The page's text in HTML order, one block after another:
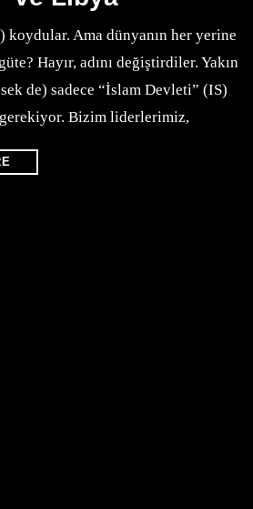
Ama dünyanın her yerine
Hayır, adını değiştirdiler. Yakın
de) sadece “İslam Devleti” (IS)
gerekiyor. Bizim liderlerimiz,